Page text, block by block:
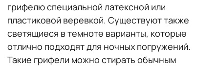
грифелю специальной латексной или
пластиковой веревкой. Существуют также
светящиеся в темноте варианты, которые
отлично подходят для ночных погружений.
Такие грифели можно стирать обычным